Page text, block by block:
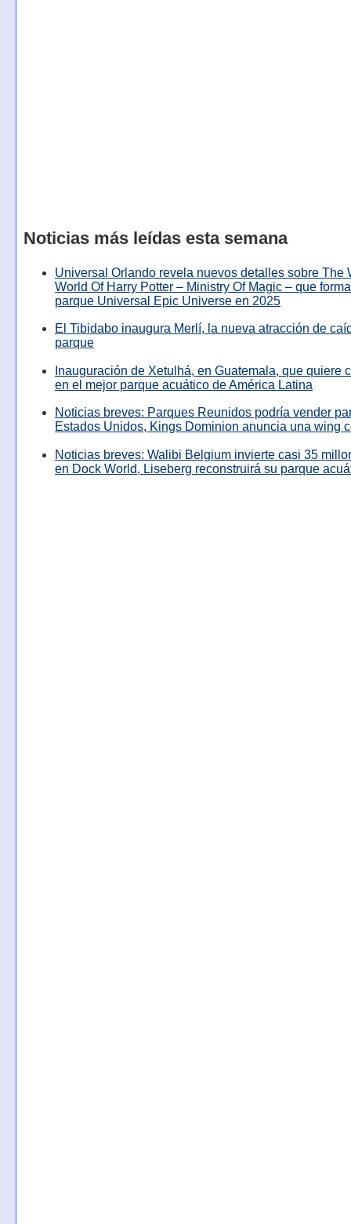
Noticias más leídas esta semana
Universal Orlando revela nuevos detalles sobre The
World Of Harry Potter – Ministry Of Magic – que
parque Universal Epic Universe en 2025
El Tibidabo inaugura Merlí, la nueva atracción de
parque
Inauguración de Xetulhá, en Guatemala, que quiere
en el mejor parque acuático de América Latina
Noticias breves: Parques Reunidos podría vender
Estados Unidos, Kings Dominion anuncia una wing
Noticias breves: Walibi Belgium invierte casi 35
en Dock World, Liseberg reconstruirá su parque